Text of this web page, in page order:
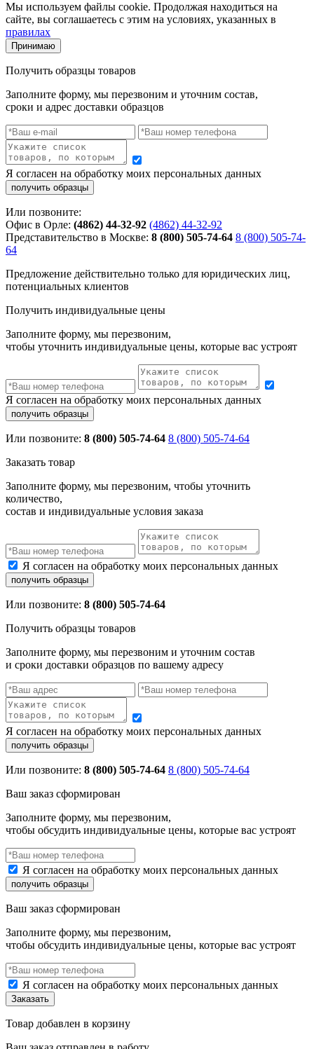
Мы используем файлы cookie. Продолжая находиться на
сайте, вы соглашаетесь с этим на условиях, указанных в
правилах
Принимаю
Получить образцы товаров
Заполните форму, мы перезвоним и уточним состав,
сроки и адрес доставки образцов
Я согласен на обработку моих персональных данных
Или позвоните:
Офис в Орле: (4862) 44-32-92 (4862) 44-32-92
Представительство в Москве: 8 (800) 505-74-64 8 (800) 505-74-
64
Предложение действительно только для юридических лиц,
потенциальных клиентов
Получить индивидуальные цены
Заполните форму, мы перезвоним,
чтобы уточнить индивидуальные цены, которые вас устроят
Я согласен на обработку моих персональных данных
Или позвоните: 8 (800) 505-74-64 8 (800) 505-74-64
Заказать товар
Заполните форму, мы перезвоним, чтобы уточнить
количество,
состав и индивидуальные условия заказа
Я согласен на обработку моих персональных данных
Или позвоните: 8 (800) 505-74-64
Получить образцы товаров
Заполните форму, мы перезвоним и уточним состав
и сроки доставки образцов по вашему адресу
Я согласен на обработку моих персональных данных
Или позвоните: 8 (800) 505-74-64 8 (800) 505-74-64
Ваш заказ сформирован
Заполните форму, мы перезвоним,
чтобы обсудить индивидуальные цены, которые вас устроят
Я согласен на обработку моих персональных данных
Ваш заказ сформирован
Заполните форму, мы перезвоним,
чтобы обсудить индивидуальные цены, которые вас устроят
Я согласен на обработку моих персональных данных
Товар добавлен в корзину